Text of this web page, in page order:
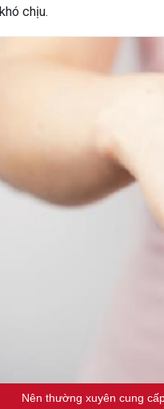
khó chịu.
Nên thường xuyên cung